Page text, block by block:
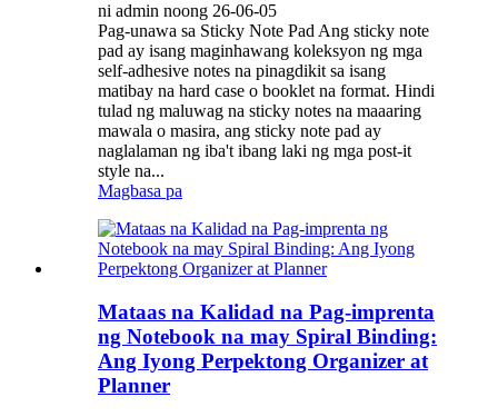
ni admin noong 26-06-05
Pag-unawa sa Sticky Note Pad Ang sticky note
pad ay isang maginhawang koleksyon ng mga
self-adhesive notes na pinagdikit sa isang
matibay na hard case o booklet na format. Hindi
tulad ng maluwag na sticky notes na maaaring
mawala o masira, ang sticky note pad ay
naglalaman ng iba't ibang laki ng mga post-it
style na...
Magbasa pa
Mataas na Kalidad na Pag-imprenta
ng Notebook na may Spiral Binding:
Ang Iyong Perpektong Organizer at
Planner